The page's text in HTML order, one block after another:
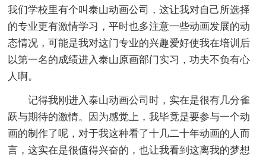
我们学校里有个叫泰山动画公司，这让我对自己所选择
的专业更有激情学习，平时也多注意一些动画发展的动
态情况，可能是我对这门专业的兴趣爱好使我在培训后
以第一名的成绩进入泰山原画部门实习，功夫不负有心
人啊。
记得我刚进入泰山动画公司时，实在是很有几分雀
跃与期待的激情。因为感觉上，我毕竟是要参与一个动
画的制作了呢，对于我这种看了十几二十年动画的人而
言，这实在是很值得兴奋的，也让我看到这离我的梦想